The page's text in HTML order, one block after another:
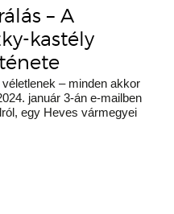
– A
kastély
– minden akkor
január 3-án e-mailben
egy Heves vármegyei